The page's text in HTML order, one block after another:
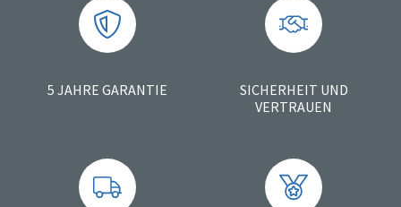
5 JAHRE GARANTIE
SICHERHEIT UND
VERTRAUEN